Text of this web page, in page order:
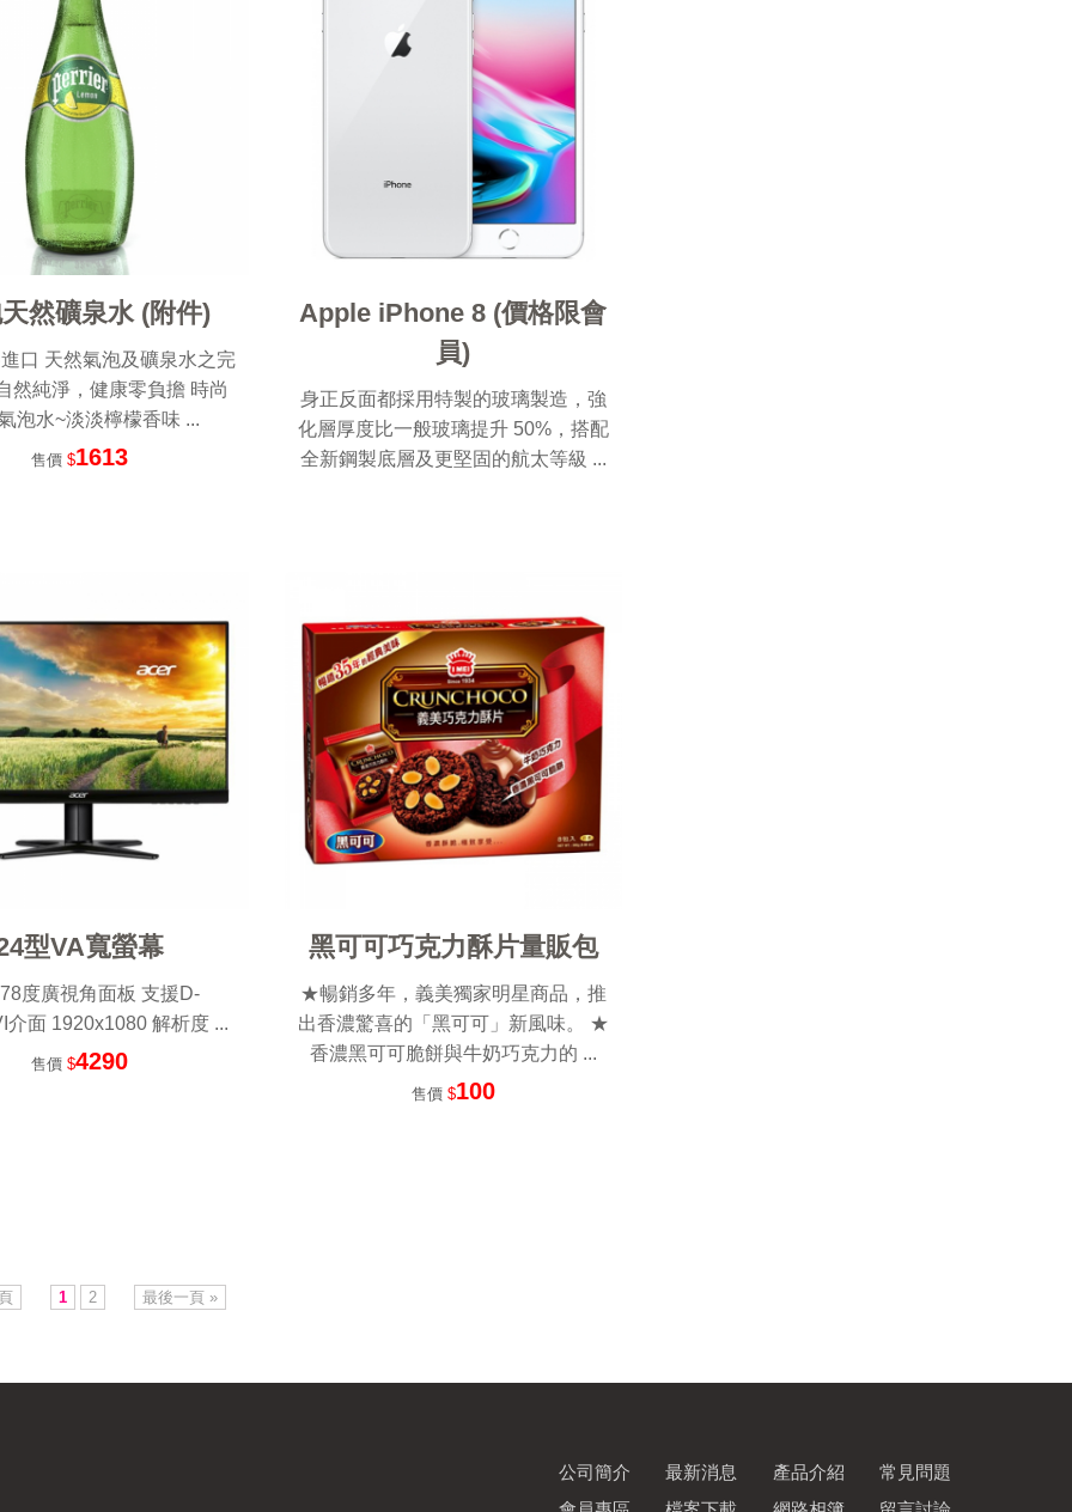
然礦泉水 (附件)
口 天然氣泡及礦泉水之完
然純淨，健康零負擔 時尚
泡水~淡淡檸檬香味 ...
售價$1613
Apple iPhone 8 (價格限會
員)
身正反面都採用特製的玻璃製造，強
化層厚度比一般玻璃提升 50%，搭配
全新鋼製底層及更堅固的航太等級 ...
型VA寬螢幕
度廣視角面板 支援D-
介面 1920x1080 解析度 ...
售價$4290
黑可可巧克力酥片量販包
★暢銷多年，義美獨家明星商品，推
出香濃驚喜的「黑可可」新風味。 ★
香濃黑可可脆餅與牛奶巧克力的 ...
售價 $100
1 2 最後一頁 »
公司簡介 最新消息 產品介紹
常見問題